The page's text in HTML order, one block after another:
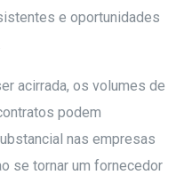
e oportunidades
acirrada, os volumes de
podem
nas empresas
se tornar um fornecedor